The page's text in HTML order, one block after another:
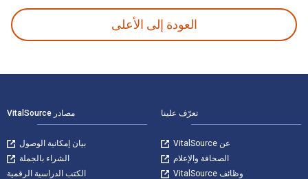
العودة إلى الأعلى
تعرّف علينا
عن VitalSource
الصحافة والإعلام
وظائف VitalSource
مصادر VitalSource
بيان إمكانية الوصول
الشراء بالجملة
الكتب الدراسية الرقمية